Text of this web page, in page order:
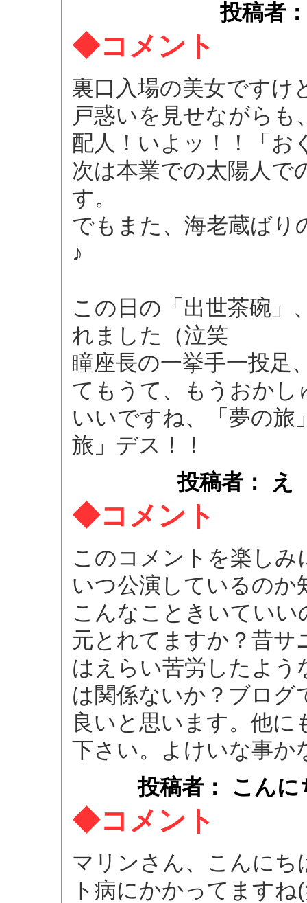
投稿者
◆コメント
裏口入場の美女ですけ
戸惑いを見せながらも
配人！いよッ！！「お
次は本業での太陽人で
す。
でもまた、海老蔵ばり
♪
この日の「出世茶碗」
れました（泣笑
瞳座長の一挙手一投足
てもうて、もうおか
いいですね、「夢の
旅」デス！！
投稿者： え
◆コメント
このコメントを楽し
いつ公演しているのか
こんなこときいてい
元とれてますか？昔サ
はえらい苦労したよ
は関係ないか？ブログ
良いと思います。他
下さい。よけいな事
投稿者： こん
◆コメント
マリンさん、こんにち
ト病にかかってますね